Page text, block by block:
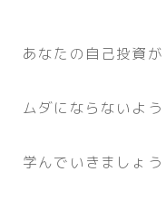
あなたの自己投資が
ムダにならないよう
学んでいきましょう